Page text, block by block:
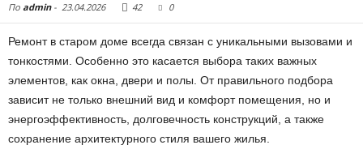
По admin- 23.04.2026 42 0
Ремонт в старом доме всегда связан с уникальными вызовами и
тонкостями. Особенно это касается выбора таких важных
элементов, как окна, двери и полы. От правильного подбора
зависит не только внешний вид и комфорт помещения, но и
энергоэффективность, долговечность конструкций, а также
сохранение архитектурного стиля вашего жилья.